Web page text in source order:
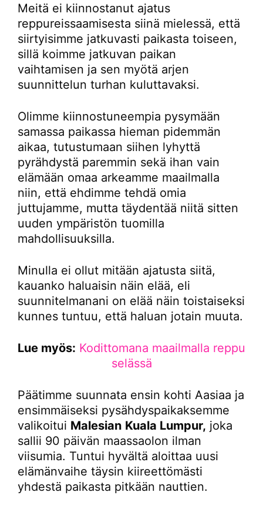
Meitä ei kiinnostanut ajatus
reppureissaamisesta siinä mielessä, että
siirtyisimme jatkuvasti paikasta toiseen,
sillä koimme jatkuvan paikan
vaihtamisen ja sen myötä arjen
suunnittelun turhan kuluttavaksi.
Olimme kiinnostuneempia pysymään
samassa paikassa hieman pidemmän
aikaa, tutustumaan siihen lyhyttä
pyrähdystä paremmin sekä ihan vain
elämään omaa arkeamme maailmalla
niin, että ehdimme tehdä omia
juttujamme, mutta täydentää niitä sitten
uuden ympäristön tuomilla
mahdollisuuksilla.
Minulla ei ollut mitään ajatusta siitä,
kauanko haluaisin näin elää, eli
suunnitelmanani on elää näin toistaiseksi
kunnes tuntuu, että haluan jotain muuta.
Lue myös: Kodittomana maailmalla reppu
selässä
Päätimme suunnata ensin kohti Aasiaa ja
ensimmäiseksi pysähdyspaikaksemme
valikoitui Malesian Kuala Lumpur, joka
sallii 90 päivän maassaolon ilman
viisumia. Tuntui hyvältä aloittaa uusi
elämänvaihe täysin kiireettömästi
yhdestä paikasta pitkään nauttien.